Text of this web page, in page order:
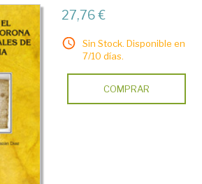
27,76 €
Sin Stock. Disponible en
7/10 días.
COMPRAR